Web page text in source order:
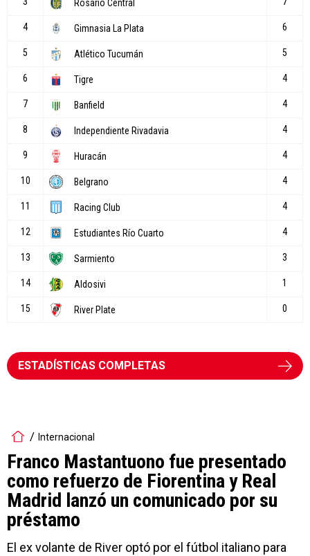
ESTADÍSTICAS COMPLETAS
Internacional
Franco Mastantuono fue presentado
como refuerzo de Fiorentina y Real
Madrid lanzó un comunicado por su
préstamo
El ex volante de River optó por el fútbol italiano para